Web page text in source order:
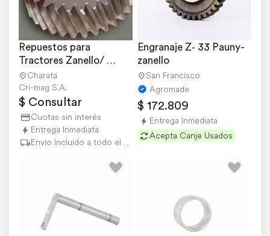
Repuestos para
Tractores Zanello/
Pauny
Charata
Cri-mag S.A.
$ Consultar
Cuotas sin interés
Entrega Inmediata
Envío Incluido a todo el país
Engranaje Z‐ 33 Pauny-
zanello
San Francisco
Agromade
$ 172.809
Entrega Inmediata
Acepta Canje Usados